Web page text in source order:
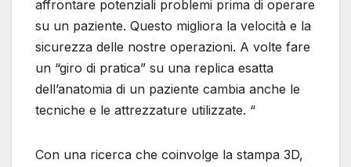
affrontare potenziali problemi prima di operare
su un paziente. Questo migliora la velocità e la
sicurezza delle nostre operazioni. A volte fare
un “giro di pratica” su una replica esatta
dell’anatomia di un paziente cambia anche le
tecniche e le attrezzature utilizzate. “
Con una ricerca che coinvolge la stampa 3D,